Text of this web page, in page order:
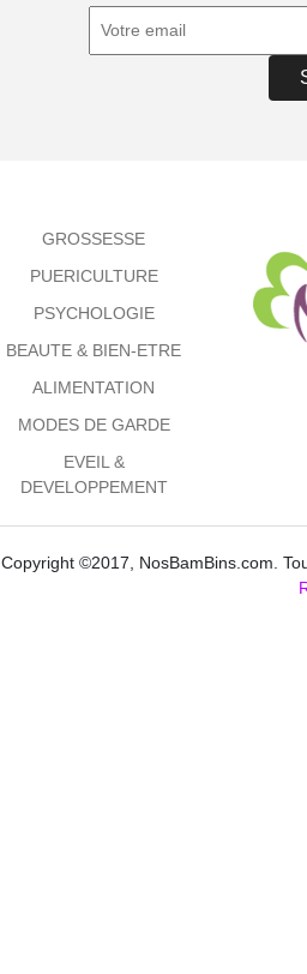
GROSSESSE
PUERICULTURE
PSYCHOLOGIE
BEAUTE & BIEN-ETRE
ALIMENTATION
MODES DE GARDE
EVEIL &
DEVELOPPEMENT
Copyright ©2017, NosBamBins.com.